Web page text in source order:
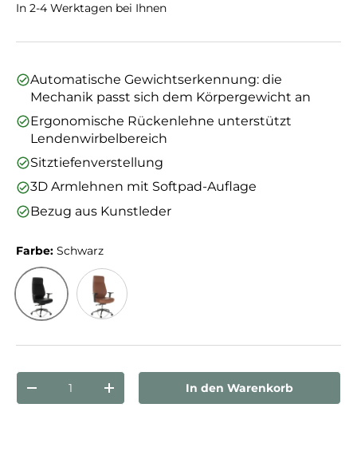
In 2-4 Werktagen bei Ihnen
Automatische Gewichtserkennung: die
Mechanik passt sich dem Körpergewicht an
Ergonomische Rückenlehne unterstützt
Lendenwirbelbereich
Sitztiefenverstellung
3D Armlehnen mit Softpad-Auflage
Bezug aus Kunstleder
Farbe: Schwarz
Menge verringernMenge erhöhenIn den Warenkorb